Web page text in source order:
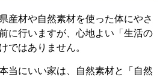
産材や自然素材を使った体にやさ
に行いますが、心地よい「生活の
ではありません。
当にいい家は、自然素材と「自然